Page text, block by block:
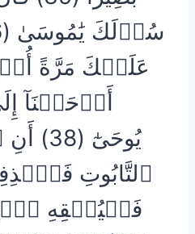
أَوۡحَيۡنَآ
يُوحَىٰٓ
ٱلتَّابُوتِ
فَلۡيُلۡقِهِ